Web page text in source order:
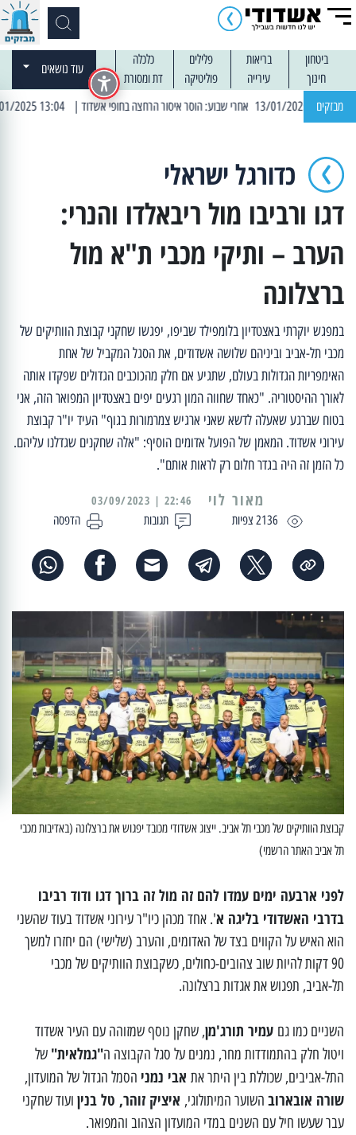
ביטחון בריאות פלילים
כלכלה
חינוך
עירייה פוליטיקה דת ומסורת
עוד נושאים
מבזקים | 13:04 14/01/2025 עובדים בלילות: עבודות קרצוף וריבוד אספלט
כדורגל ישראלי
דגו ורביבו מול ריבאלדו והנרי:
הערב – ותיקי מכבי ת"א מול
ברצלונה
במפגש יוקרתי באצטדיון בלומפילד שביפו, יפגשו שחקני קבוצת הוותיקים של
מכבי תל-אביב וביניהם שלושה אשדודים, את הסגל המקביל של אחת
האימפריות הגדולות בעולם, שתגיע אם חלק מהכוכבים הגדולים שפקדו אותה
לאורך ההיסטוריה. "כאחד שחווה המון רגעים יפים באצטדיון המפואר הזה, אני
בטוח שברגע שאעלה לדשא שאני ארגיש צמרמורות בגוף" העיד יו"ר קבוצת
עירוני אשדוד. המאמן של הפועל אדומים הוסיף: "אלה שחקנים שגדלנו עליהם.
כל הזמן זה היה בגדר חלום רק לראות אותם".
2136 צפיות תגובות הדפסה
מאור לוי 22:46 | 03/09/2023
קבוצת הוותיקים של מכבי תל אביב. ייצוג אשדודי מכובד יפגוש את ברצלונה (באדיבות מכבי
תל אביב האתר הרשמי)
לפני ארבעה ימים עמדו להם זה מול זה ברוך דגו ודוד רביבו
בדרבי האשדודי בליגה א'. אחד מכהן כיו"ר עירוני אשדוד בעוד שהשני
הוא האיש על הקווים בצד של האדומים, והערב (שלישי) הם יחזרו למשך
90 דקות להיות שוב צהובים-כחולים, כשקבוצת הוותיקים של מכבי
תל-אביב, תפגוש את אגדות ברצלונה.
השניים כמו גם עמיר תורג'מן, שחקן נוסף שמזוהה עם העיר אשדוד
ויטול חלק בהתמודדות מחר, נמנים על סגל הקבוצה ה"גמלאית" של
התל-אביבים, שכוללת בין היתר את אבי נמני הסמל הגדול של המועדון,
שורה אובארוב השוער המיתולוגי, איציק זוהר, טל בנין ועוד שחקני
עבר שעשו חיל עם השנים במדי המועדון הצהוב והמפואר.